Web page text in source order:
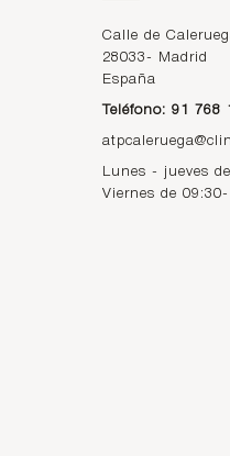
Calle de
28033-
Madrid
España
Teléfono: 91 768
Lunes - jueves
Viernes de